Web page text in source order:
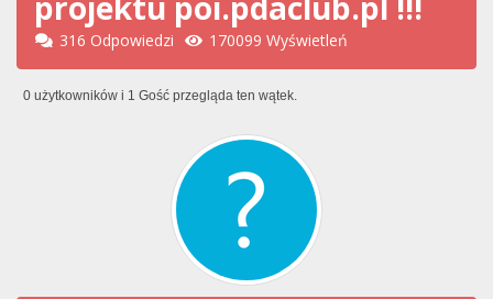
316 Odpowiedzi 170099 Wyświetleń
0 użytkowników i 1 Gość przegląda ten wątek.